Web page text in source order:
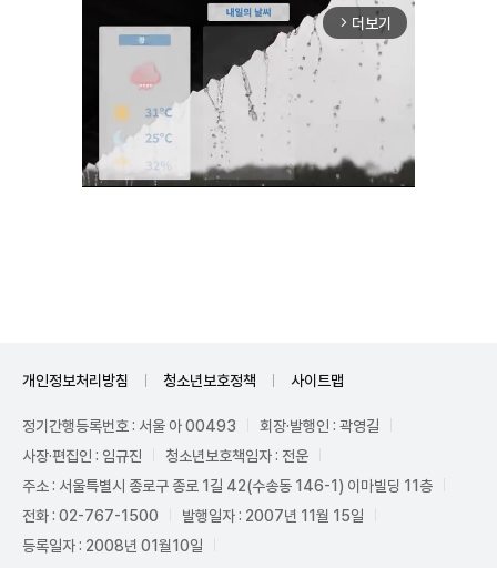
arrow_forward_ios 더보기
개인정보처리방침 청소년보호정책 사이트맵
정기간행등록번호 : 서울 아 00493
회장·발행인 : 곽영길
사장·편집인 : 임규진
청소년보호책임자 : 전운
주소 : 서울특별시 종로구 종로 1길 42(수송동 146-1) 이마빌딩 11층
전화 : 02-767-1500
발행일자 : 2007년 11월 15일
등록일자 : 2008년 01월10일